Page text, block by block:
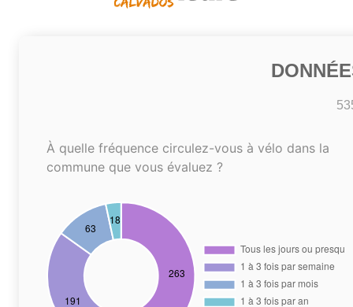
À quelle fréquence circulez-vous à vélo dans la
commune que vous évaluez ?